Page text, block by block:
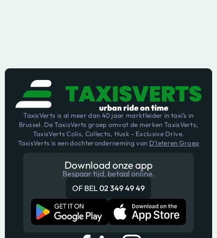
TaxisVerts is al meer dan 40 jaar marktleider in taxi's in
Brussel. De TaxisVerts groep omvat de merken TaxisVerts,
TaxisVerts Colis, Collecto, Husk - Exclusive Drive.
TaxisVerts is een dochteronderneming van D'Ieteren Groep
Download onze app
Bespaar tijd, betaal online.
OF BEL02 349 49 49